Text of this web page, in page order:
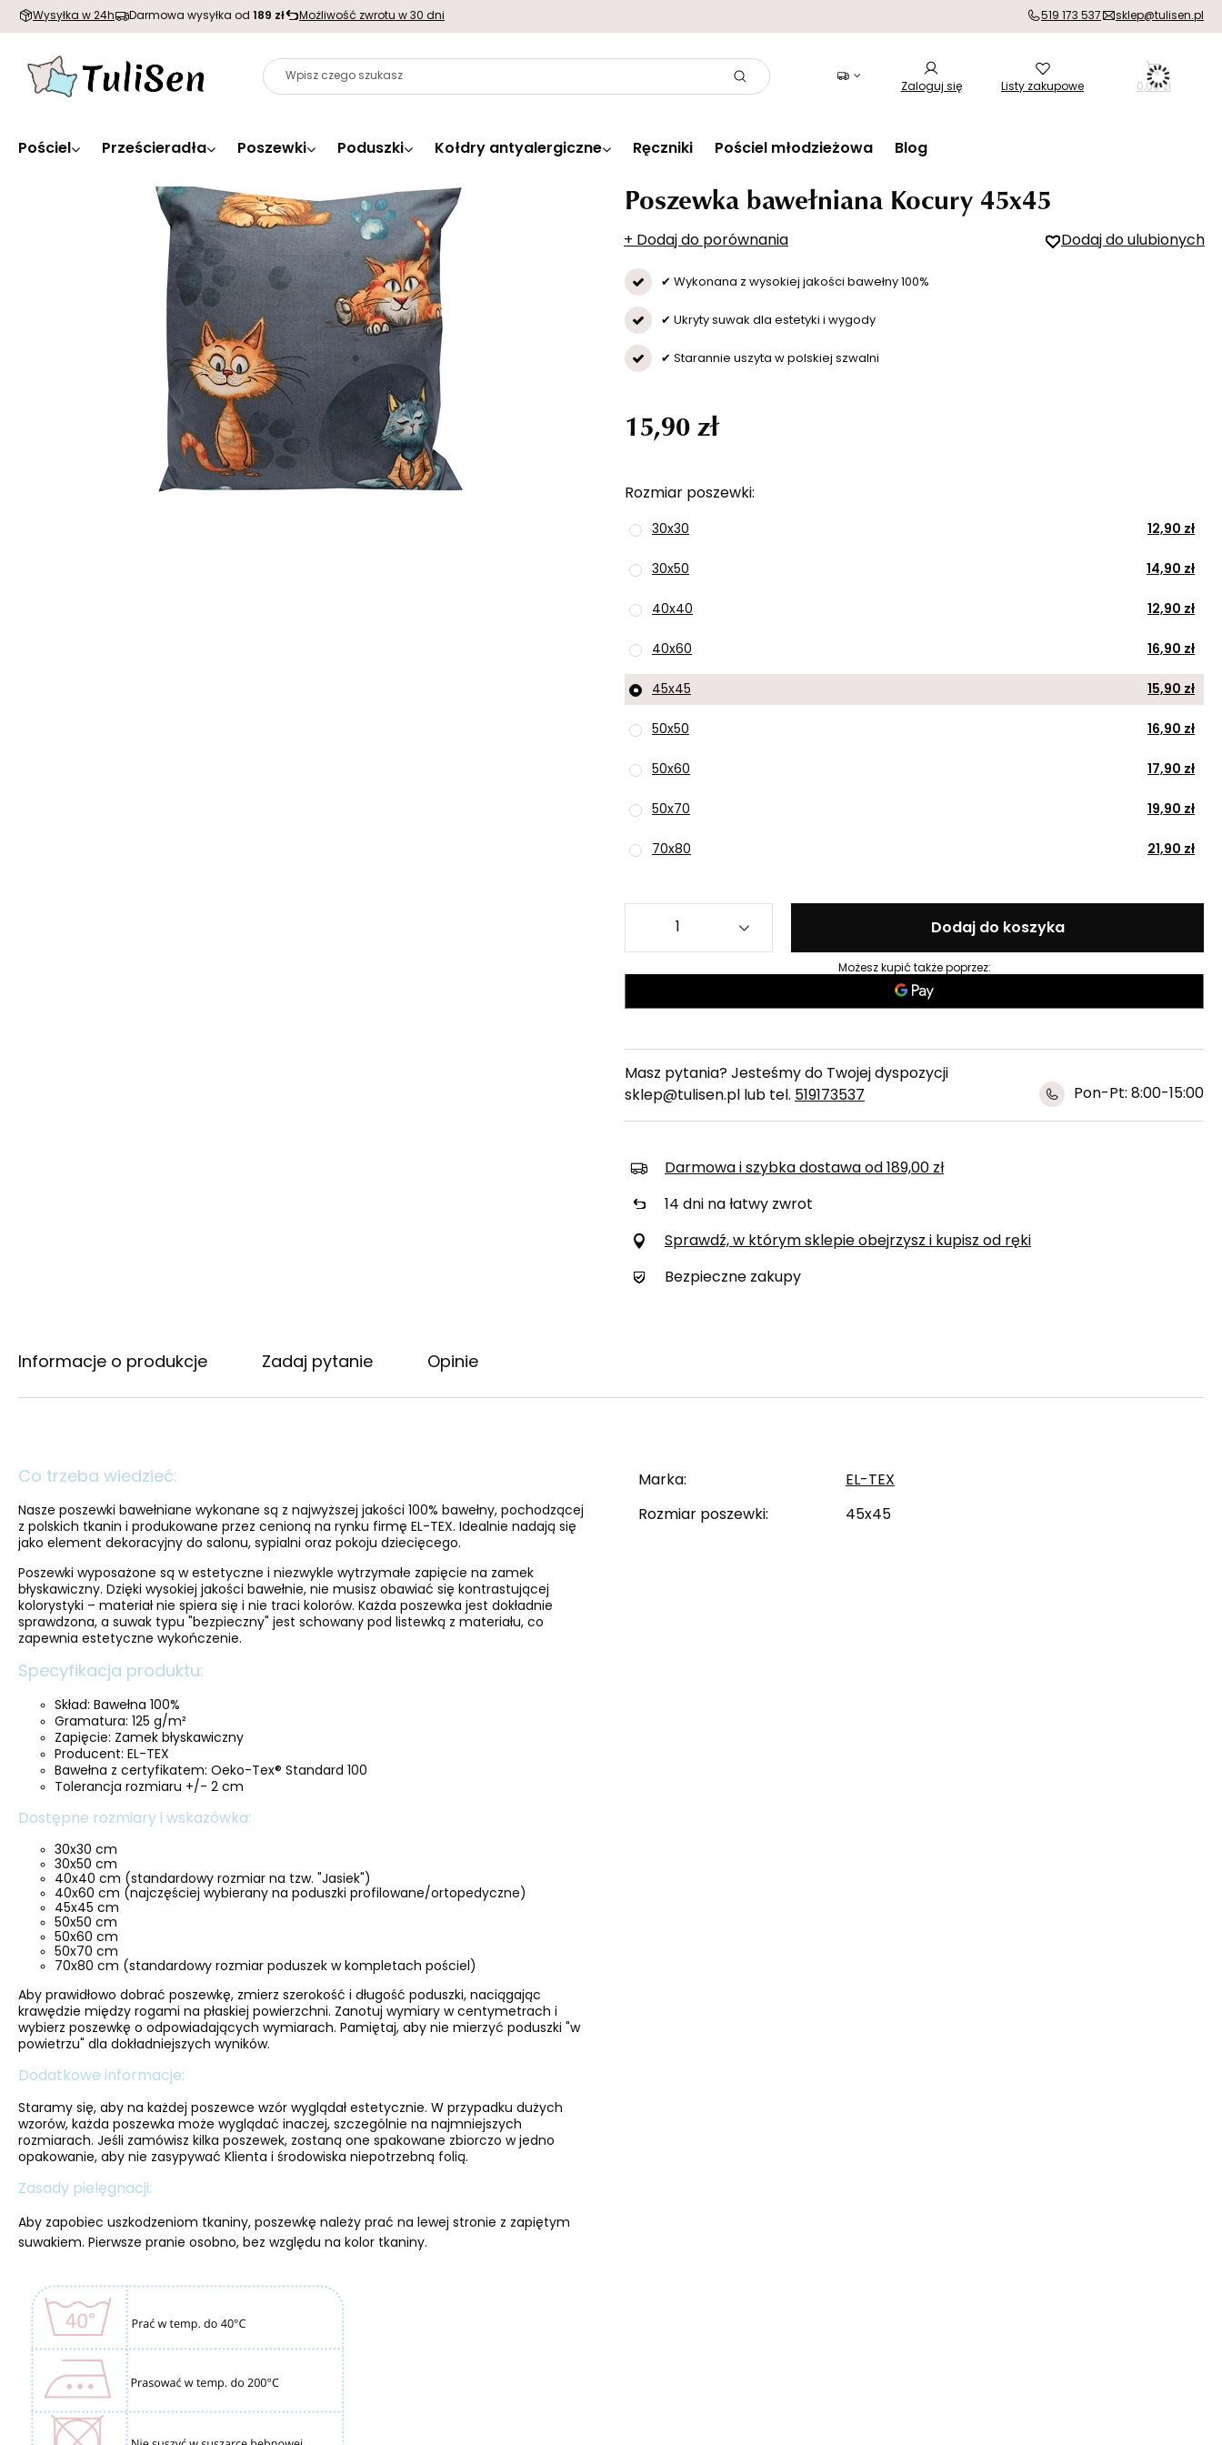
Wysyłka w 24h Darmowa wysyłka od 189 zł Możliwość zwrotu w 30 dni 519 173 537 sklep@tulisen.pl
Zaloguj się Listy zakupowe 0,00 zł
Pościel Prześcieradła Poszewki Poduszki Kołdry antyalergiczne Ręczniki Pościel młodzieżowa Blog
Poszewka bawełniana Kocury 45x45
+ Dodaj do porównania Dodaj do ulubionych
✔ Wykonana z wysokiej jakości bawełny 100%
✔ Ukryty suwak dla estetyki i wygody
✔ Starannie uszyta w polskiej szwalni
Rozmiar poszewki
30x30 12,90 zł
30x50 14,90 zł
40x40 12,90 zł
40x60 16,90 zł
45x45 15,90 zł
50x50 16,90 zł
50x60 17,90 zł
50x70 19,90 zł
70x80 21,90 zł
15,90 zł
Dodaj do koszyka
Możesz kupić także poprzez:
Masz pytania? Jesteśmy do Twojej dyspozycji
sklep@tulisen.pl lub tel. 519173537 Pon-Pt: 8:00-15:00
Darmowa i szybka dostawa od 189,00 zł
14 dni na łatwy zwrot
Sprawdź, w którym sklepie obejrzysz i kupisz od ręki
Bezpieczne zakupy
Informacje o produkcje Zadaj pytanie Opinie
Co trzeba wiedzieć:
Nasze poszewki bawełniane wykonane są z najwyższej jakości 100% bawełny, pochodzącej
z polskich tkanin i produkowane przez cenioną na rynku firmę EL-TEX. Idealnie nadają się
jako element dekoracyjny do salonu, sypialni oraz pokoju dziecięcego.
Poszewki wyposażone są w estetyczne i niezwykle wytrzymałe zapięcie na zamek
błyskawiczny. Dzięki wysokiej jakości bawełnie, nie musisz obawiać się kontrastującej
kolorystyki – materiał nie spiera się i nie traci kolorów. Każda poszewka jest dokładnie
sprawdzona, a suwak typu "bezpieczny" jest schowany pod listewką z materiału, co
zapewnia estetyczne wykończenie.
Specyfikacja produktu:
Skład: Bawełna 100%
Gramatura: 125 g/m²
Zapięcie: Zamek błyskawiczny
Producent: EL-TEX
Bawełna z certyfikatem: Oeko-Tex® Standard 100
Tolerancja rozmiaru +/- 2 cm
Dostępne rozmiary i wskazówka:
30x30 cm
30x50 cm
40x40 cm (standardowy rozmiar na tzw. "Jasiek")
40x60 cm (najczęściej wybierany na poduszki profilowane/ortopedyczne)
45x45 cm
50x50 cm
50x60 cm
50x70 cm
70x80 cm (standardowy rozmiar poduszek w kompletach pościel)
Aby prawidłowo dobrać poszewkę, zmierz szerokość i długość poduszki, naciągając
krawędzie między rogami na płaskiej powierzchni. Zanotuj wymiary w centymetrach i
wybierz poszewkę o odpowiadających wymiarach. Pamiętaj, aby nie mierzyć poduszki "w
powietrzu" dla dokładniejszych wyników.
Dodatkowe informacje:
Staramy się, aby na każdej poszewce wzór wyglądał estetycznie. W przypadku dużych
wzorów, każda poszewka może wyglądać inaczej, szczególnie na najmniejszych
rozmiarach. Jeśli zamówisz kilka poszewek, zostaną one spakowane zbiorczo w jedno
opakowanie, aby nie zasypywać Klienta i środowiska niepotrzebną folią.
Zasady pielęgnacji:
Aby zapobiec uszkodzeniom tkaniny, poszewkę należy prać na lewej stronie z zapiętym
suwakiem. Pierwsze pranie osobno, bez względu na kolor tkaniny.
Marka EL-TEX
Rozmiar poszewki 45x45